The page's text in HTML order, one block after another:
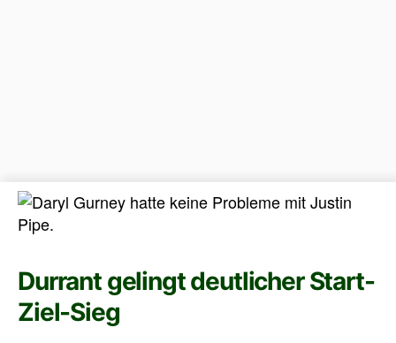
Durrant gelingt deutlicher Start-
Ziel-Sieg